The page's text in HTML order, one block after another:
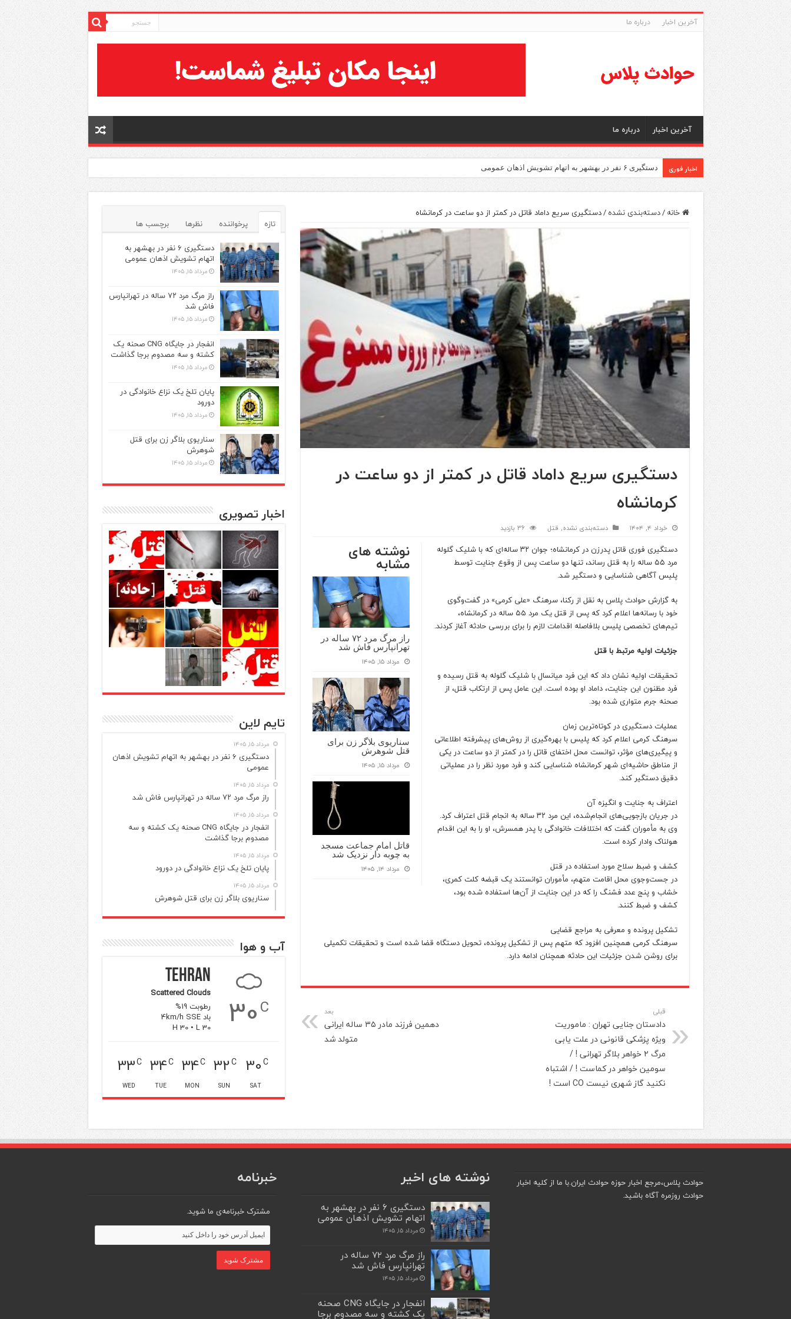
آخرین اخبار درباره ما
آخرین اخبار درباره ما
اخبار فوری دستگیری ۶ نفر در بهشهر به اتهام تشویش اذهان عمومی
خانه /دسته‌بندی نشده /دستگیری سریع داماد قاتل در کمتر از دو ساعت در کرمانشاه
دستگیری سریع داماد قاتل در کمتر از دو ساعت در
کرمانشاه
خرداد ۴, ۱۴۰۴ دسته‌بندی نشده, قتل 36 بازدید
نوشته های
مشابه
راز مرگ مرد ۷۲ ساله در
تهرانپارس فاش شد
مرداد ۱۵, ۱۴۰۵
سناریوی بلاگر زن برای
قتل شوهرش
مرداد ۱۵, ۱۴۰۵
قاتل امام جماعت مسجد
به چوبه دار نزدیک شد
مرداد ۱۴, ۱۴۰۵
دستگیری فوری قاتل پدرزن در کرمانشاه؛ جوان ۳۲ ساله‌ای که با شلیک گلوله
مرد ۵۵ ساله را به قتل رساند، تنها دو ساعت پس از وقوع جنایت توسط
پلیس آگاهی شناسایی و دستگیر شد.
به گزارش حوادث پلاس به نقل از رکنا، سرهنگ «علی کرمی» در گفت‌وگوی
خود با رسانه‌ها اعلام کرد که پس از قتل یک مرد ۵۵ ساله در کرمانشاه،
تیم‌های تخصصی پلیس بلافاصله اقدامات لازم را برای بررسی حادثه آغاز کردند.
جزئیات اولیه مرتبط با قتل
تحقیقات اولیه نشان داد که این فرد میانسال با شلیک گلوله به قتل رسیده و
فرد مظنون این جنایت، داماد او بوده است. این عامل پس از ارتکاب قتل، از
صحنه جرم متواری شده بود.
عملیات دستگیری در کوتاه‌ترین زمان
سرهنگ کرمی اعلام کرد که پلیس با بهره‌گیری از روش‌های پیشرفته اطلاعاتی
و پیگیری‌های مؤثر، توانست محل اختفای قاتل را در کمتر از دو ساعت در یکی
از مناطق حاشیه‌ای شهر کرمانشاه شناسایی کند و فرد مورد نظر را در عملیاتی
دقیق دستگیر کند.
اعتراف به جنایت و انگیزه آن
در جریان بازجویی‌های انجام‌شده، این مرد ۳۲ ساله به انجام قتل اعتراف کرد.
وی به مأموران گفت که اختلافات خانوادگی با پدر همسرش، او را به این اقدام
هولناک وادار کرده است.
کشف و ضبط سلاح مورد استفاده در قتل
در جست‌وجوی محل اقامت متهم، مأموران توانستند یک قبضه کلت کمری،
خشاب و پنج عدد فشنگ را که در این جنایت از آن‌ها استفاده شده بود،
کشف و ضبط کنند.
تشکیل پرونده و معرفی به مراجع قضایی
سرهنگ کرمی همچنین افزود که متهم پس از تشکیل پرونده، تحویل دستگاه قضا شده است و تحقیقات تکمیلی
برای روشن شدن جزئیات این حادثه همچنان ادامه دارد.
قبلی
دادستان جنایی تهران : ماموریت
ویژه پزشکی قانونی در علت یابی
مرگ ۲ خواهر بلاگر تهرانی ! /
سومین خواهر در کماست ! / اشتباه
نکنید گاز شهری نیست CO است !
بعد
دهمین فرزند مادر ۳۵ ساله ایرانی
متولد شد
تازه پرخواننده نظرها
برچسب ها
دستگیری ۶ نفر در بهشهر به
اتهام تشویش اذهان عمومی
مرداد ۱۵, ۱۴۰۵
راز مرگ مرد ۷۲ ساله در تهرانپارس
فاش شد
مرداد ۱۵, ۱۴۰۵
انفجار در جایگاه CNG صحنه یک
کشته و سه مصدوم برجا گذاشت
مرداد ۱۵, ۱۴۰۵
پایان تلخ یک نزاع خانوادگی در
دورود
مرداد ۱۵, ۱۴۰۵
سناریوی بلاگر زن برای قتل
شوهرش
مرداد ۱۵, ۱۴۰۵
اخبار تصویری
تایم لاین
مرداد ۱۵, ۱۴۰۵
دستگیری ۶ نفر در بهشهر به اتهام تشویش اذهان
عمومی
مرداد ۱۵, ۱۴۰۵
راز مرگ مرد ۷۲ ساله در تهرانپارس فاش شد
مرداد ۱۵, ۱۴۰۵
انفجار در جایگاه CNG صحنه یک کشته و سه
مصدوم برجا گذاشت
مرداد ۱۵, ۱۴۰۵
پایان تلخ یک نزاع خانوادگی در دورود
مرداد ۱۵, ۱۴۰۵
سناریوی بلاگر زن برای قتل شوهرش
آب و هوا
30C
Tehran
Scattered Clouds
رطوبت 19%
باد 4km/h SSE
H 30 • L 30
30C
SAT
32C
SUN
34C
MON
34C
TUE
33C
WED
حوادث پلاس،مرجع اخبار حوزه حوادث ایران.با ما از کلیه اخبار
حوادث روزمره آگاه باشید.
نوشته های اخیر
دستگیری ۶ نفر در بهشهر به
اتهام تشویش اذهان عمومی
مرداد ۱۵, ۱۴۰۵
راز مرگ مرد ۷۲ ساله در
تهرانپارس فاش شد
مرداد ۱۵, ۱۴۰۵
انفجار در جایگاه CNG صحنه
یک کشته و سه مصدوم برجا
خبرنامه
مشترک خبرنامه‌ی ما شوید.